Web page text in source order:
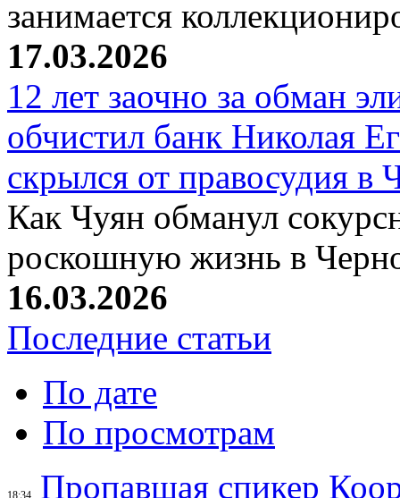
занимается
17.03.2026
12 лет заочно за обман
обчистил банк Николая
скрылся от правосудия в
Как Чуян обманул
роскошную жизнь в
16.03.2026
Последние статьи
По дате
По просмотрам
18:34 Пропавшая спикер